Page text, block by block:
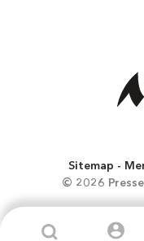
Sitemap
© 2026